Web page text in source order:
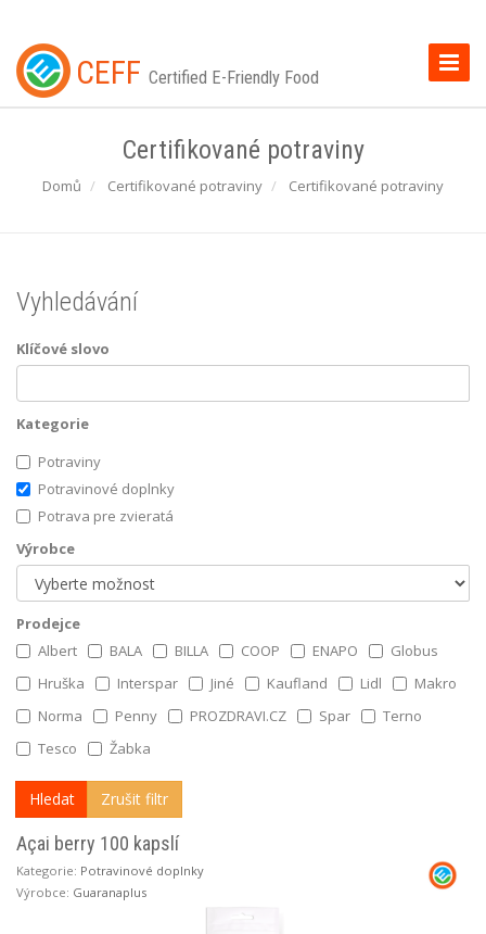
Toggle
CEFF Certified E-Friendly Food
Certifikované potraviny
Domů Certifikované potraviny Certifikované potraviny
Vyhledávání
Klíčové slovo
Kategorie
Potraviny
Potravinové doplnky
Potrava pre zvieratá
Výrobce
Prodejce
Albert
BALA BILLA COOP ENAPO
Globus
Hruška
Interspar Jiné Kaufland Lidl
Makro
Norma
Penny PROZDRAVI.CZ Spar
Terno
Tesco
Žabka
Zrušit filtr
Açai berry 100 kapslí
Kategorie: Potravinové doplnky
Výrobce: Guaranaplus